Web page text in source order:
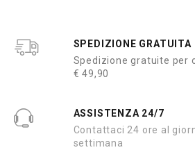
SPEDIZIONE GRATUITA
Spedizione gratuite per
€ 49,90
ASSISTENZA 24/7
Contattaci 24 ore al
settimana